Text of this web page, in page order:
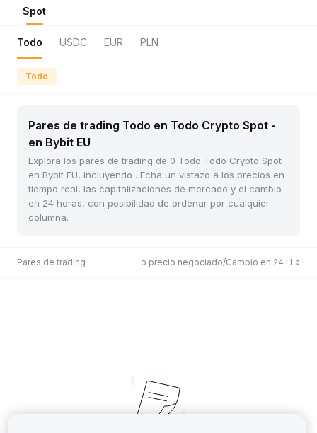
Spot
Todo USDC EUR PLN
Todo
Pares de trading Todo en Todo Crypto Spot -
en Bybit EU
Explora los pares de trading de 0 Todo Todo Crypto Spot
en Bybit EU, incluyendo . Echa un vistazo a los precios en
tiempo real, las capitalizaciones de mercado y el cambio
en 24 horas, con posibilidad de ordenar por cualquier
columna.
Pares de trading Último precio negociado/Cambio en 24 H